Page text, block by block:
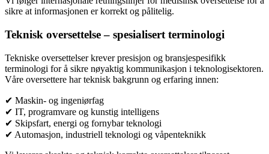
sikre at informasjonen er korrekt og pålitelig.
Teknisk oversettelse – spesialisert terminologi
Tekniske oversettelser krever presisjon og bransjespesifikk
terminologi for å sikre nøyaktig kommunikasjon i teknologisektoren.
Våre oversettere har teknisk bakgrunn og erfaring innen:
✔ Maskin- og ingeniørfag
✔ IT, programvare og kunstig intelligens
✔ Skipsfart, energi og fornybar teknologi
✔ Automasjon, industriell teknologi og våpenteknikk